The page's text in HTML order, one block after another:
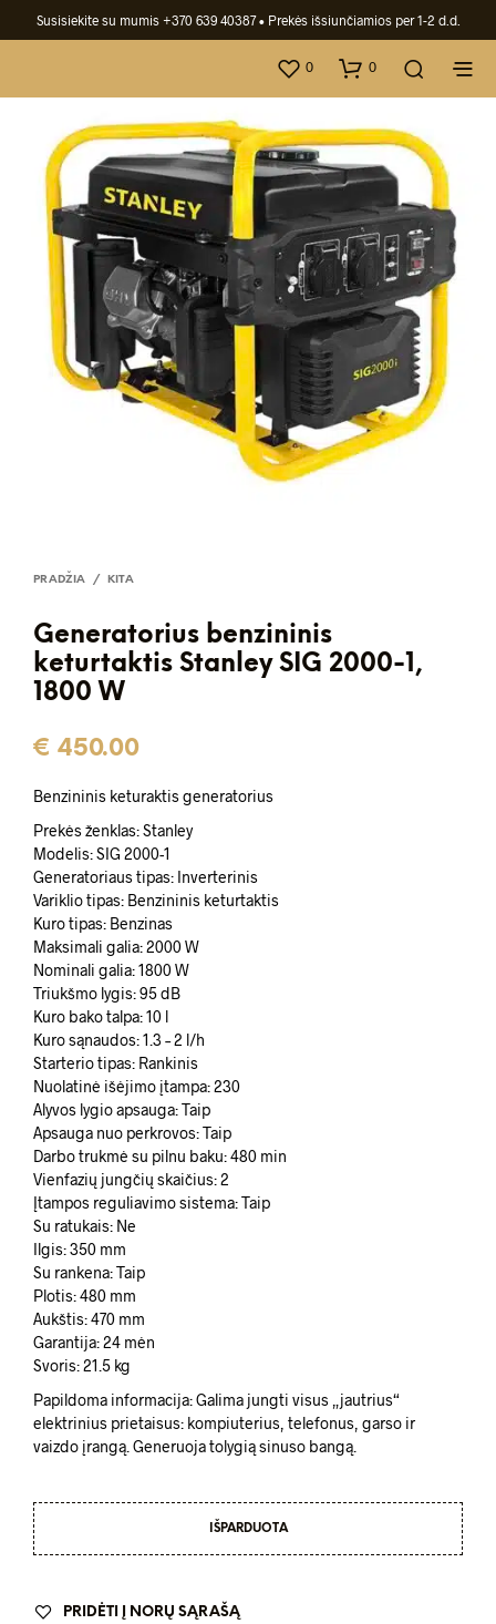
Susisiekite su mumis +370 639 40387• Prekės išsiunčiamios per 1-2 d.d.
0 0
PRADŽIA / KITA
Generatorius benzininis
keturtaktis Stanley SIG 2000-1,
1800 W
€ 450.00
Benzininis keturaktis generatorius
Prekės ženklas: Stanley
Modelis: SIG 2000-1
Generatoriaus tipas: Inverterinis
Variklio tipas: Benzininis keturtaktis
Kuro tipas: Benzinas
Maksimali galia: 2000 W
Nominali galia: 1800 W
Triukšmo lygis: 95 dB
Kuro bako talpa: 10 l
Kuro sąnaudos: 1.3 – 2 l/h
Starterio tipas: Rankinis
Nuolatinė išėjimo įtampa: 230
Alyvos lygio apsauga: Taip
Apsauga nuo perkrovos: Taip
Darbo trukmė su pilnu baku: 480 min
Vienfazių jungčių skaičius: 2
Įtampos reguliavimo sistema: Taip
Su ratukais: Ne
Ilgis: 350 mm
Su rankena: Taip
Plotis: 480 mm
Aukštis: 470 mm
Garantija: 24 mėn
Svoris: 21.5 kg
Papildoma informacija: Galima jungti visus „jautrius“
elektrinius prietaisus: kompiuterius, telefonus, garso ir
vaizdo įrangą. Generuoja tolygią sinuso bangą.
IŠPARDUOTA
PRIDĖTI Į NORŲ SĄRAŠĄ